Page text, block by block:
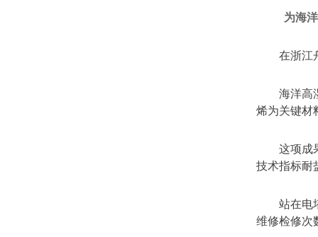
为海
在浙江
海洋高
烯为关键材
这项成
技术指标耐
站在电
维修检修次